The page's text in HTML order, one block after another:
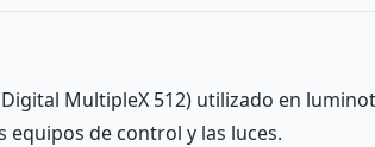
MultipleX 512) utilizado en
equipos de control y las luces.